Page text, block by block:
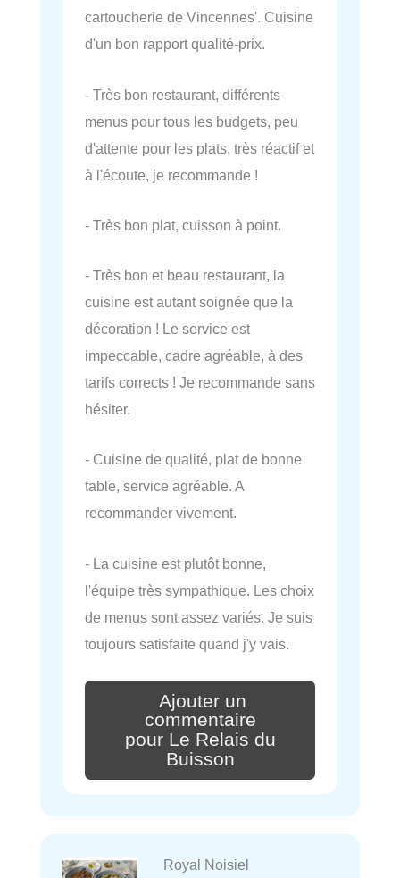
cartoucherie de Vincennes'. Cuisine
d'un bon rapport qualité-prix.
- Très bon restaurant, différents
menus pour tous les budgets, peu
d'attente pour les plats, très réactif et
à l'écoute, je recommande !
- Très bon plat, cuisson à point.
- Très bon et beau restaurant, la
cuisine est autant soignée que la
décoration ! Le service est
impeccable, cadre agréable, à des
tarifs corrects ! Je recommande sans
hésiter.
- Cuisine de qualité, plat de bonne
table, service agréable. A
recommander vivement.
- La cuisine est plutôt bonne,
l'équipe très sympathique. Les choix
de menus sont assez variés. Je suis
toujours satisfaite quand j'y vais.
Ajouter un
commentaire
pour Le Relais du
Buisson
Royal Noisiel